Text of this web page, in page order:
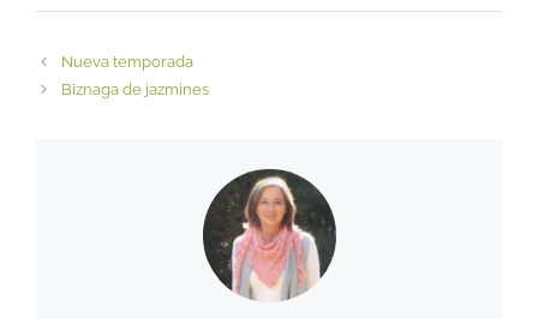
Nueva temporada
Biznaga de jazmines